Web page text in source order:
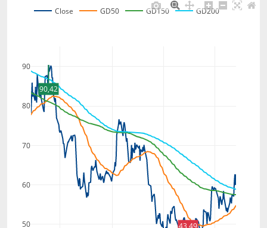
50
60
70
80
90
Close GD50 GD150 GD200
90,42
43,49